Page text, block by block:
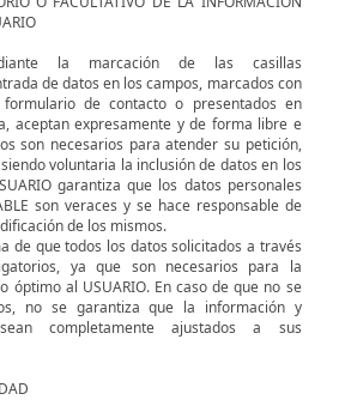
la marcación de las casillas
de datos en los campos, marcados con
de contacto o presentados en
aceptan expresamente y de forma libre e
son necesarios para atender su petición,
voluntaria la inclusión de datos en los
garantiza que los datos personales
son veraces y se hace responsable de
de los mismos.
de que todos los datos solicitados a través
ya que son necesarios para la
óptimo al USUARIO. En caso de que no se
no se garantiza que la información y
completamente ajustados a sus